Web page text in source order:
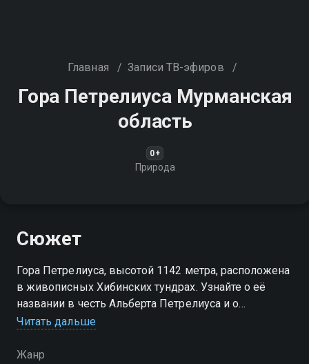
Главная / Записи ТВ-эфиров /
Гора Петрелиуса Мурманская
область
0+
Природа
Сюжет
Гора Петрелиуса, высотой 1142 метра, расположена
в живописных Хибинских тундрах. Узнайте о её
названии в честь Альберта Петрелиуса и о
доступных маршрутах к вершине, включая перевал
Читать дальше
Жанр